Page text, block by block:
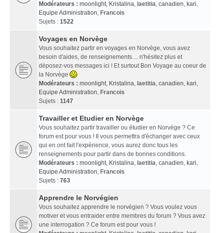
Modérateurs : moonlight, Kristalina, laetitia, canadien, kari,
Equipe Administration, Francois
Sujets : 1522
Voyages en Norvège
Vous souhaitez partir en voyages en Norvège, vous avez
besoin d'aides, de renseignements.... n'hésitez plus et
déposez-vos messages ici ! Et surtout Bon Voyage au coeur de
la Norvège
Modérateurs : moonlight, Kristalina, laetitia, canadien, kari,
Equipe Administration, Francois
Sujets : 1147
Travailler et Etudier en Norvège
Vous souhaitez partir travailler ou étudier en Norvège ? Ce
forum est pour vous ! Il vous permettra d'échanger avec ceux
qui en ont fait l'expérience, vous aurez donc tous les
renseignements pour partir dans de bonnes conditions.
Modérateurs : moonlight, Kristalina, laetitia, canadien, kari,
Equipe Administration, Francois
Sujets : 763
Apprendre le Norvégien
Vous souhaitez apprendre le norvégien ? Vous voulez vous
motiver et vous entraider entre membres du forum ? Vous avez
une interrogation ? Ce forum est pour vous !